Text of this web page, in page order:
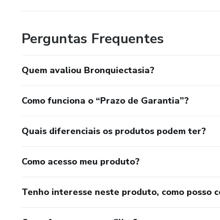
Perguntas Frequentes
Quem avaliou Bronquiectasia?
Como funciona o “Prazo de Garantia”?
Quais diferenciais os produtos podem ter?
Como acesso meu produto?
Tenho interesse neste produto, como posso